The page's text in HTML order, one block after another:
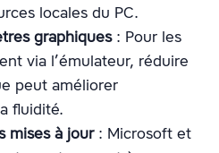
locales du PC.
graphiques: Pour les
via l’émulateur, réduire
peut améliorer
fluidité.
mises à jour: Microsoft et